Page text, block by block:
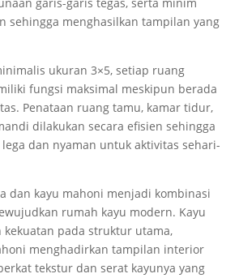
sehingga menghasilkan tampilan yang
ukuran 3×5, setiap ruang
fungsi maksimal meskipun berada
Penataan ruang tamu, kamar tidur,
dilakukan secara efisien sehingga
dan nyaman untuk aktivitas sehari-
dan kayu mahoni menjadi kombinasi
rumah kayu modern. Kayu
kekuatan pada struktur utama,
menghadirkan tampilan interior
tekstur dan serat kayunya yang